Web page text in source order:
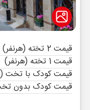
قیمت 2 تخته (هرنفر)
قیمت 1 تخته (هرنفر)
قیمت کودک با تخت
قیمت کودک بدون